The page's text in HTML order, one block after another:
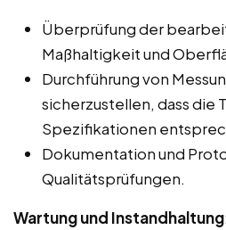
Überprüfung der
Maßhaltigkeit und
Durchführung von
sicherzustellen, dass die
Spezifikationen
Dokumentation und
Qualitätsprüfungen.
Wartung und Instandhaltung: